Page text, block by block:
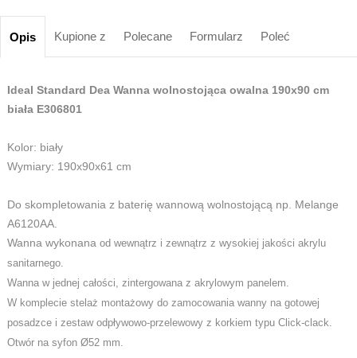
Opis Kupione z Polecane Formularz Poleć
Ideal Standard Dea Wanna wolnostojąca owalna 190x90 cm
biała E306801
Kolor: biały
Wymiary: 190x90x61 cm
Do skompletowania z baterię wannową wolnostojącą np. Melange
A6120AA.
Wanna wykonana od wewnątrz i zewnątrz z wysokiej jakości akrylu
sanitarnego.
Wanna w jednej całości, zintergowana z akrylowym panelem.
W komplecie stelaż montażowy do zamocowania wanny na gotowej
posadzce i zestaw odpływowo-przelewowy z korkiem typu Click-clack.
Otwór na syfon Ø52 mm.